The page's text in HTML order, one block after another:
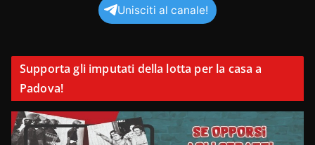
Unisciti al canale!
Supporta gli imputati della lotta per la casa a
Padova!